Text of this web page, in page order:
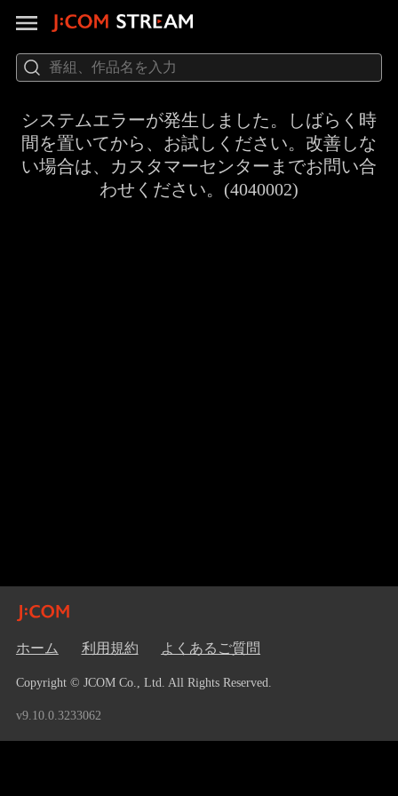
システムエラーが発生しました。しばらく時
間を置いてから、お試しください。改善しな
い場合は、カスタマーセンターまでお問い合
わせください。(4040002)
ホーム 利用規約 よくあるご質問
Copyright © JCOM Co., Ltd. All Rights Reserved.
v9.10.0.3233062